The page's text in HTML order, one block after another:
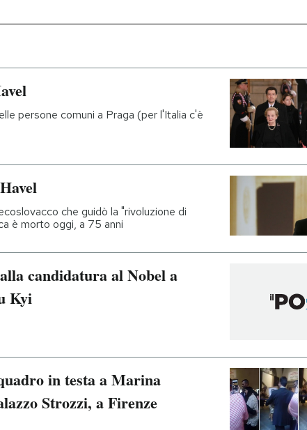
persone comuni a Praga (per l'Italia c'è
che guidò la "rivoluzione di
è morto oggi, a 75 anni
candidatura al Nobel a
Kyi
in testa a Marina
Strozzi, a Firenze